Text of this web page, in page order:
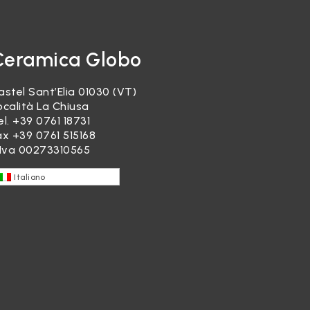
Globo
Sant’Elia 01030 (VT)
La Chiusa
+39 0761 18731
+39 0761 515168
00273310565
Italiano